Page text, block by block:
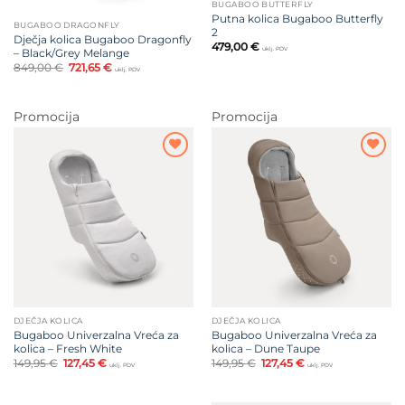
BUGABOO DRAGONFLY
Dječja kolica Bugaboo Dragonfly
– Black/Grey Melange
849,00€ Izvorna
cijena
849,00 €.
721,65€Trenutna
uklj. PDV
BUGABOO BUTTERFLY
Putna kolica Bugaboo Butterfly
2
479,00 € uklj. PDV
Promocija
DJEČJA KOLICA
Bugaboo Univerzalna Vreća za
kolica – Fresh White
149,95€ Izvorna
cijena
127,45€Trenutna
uklj. PDV
Promocija
DJEČJA KOLICA
Bugaboo Univerzalna Vreća za
kolica – Dune Taupe
149,95€ Izvorna
cijena
127,45€Trenutna
uklj. PDV